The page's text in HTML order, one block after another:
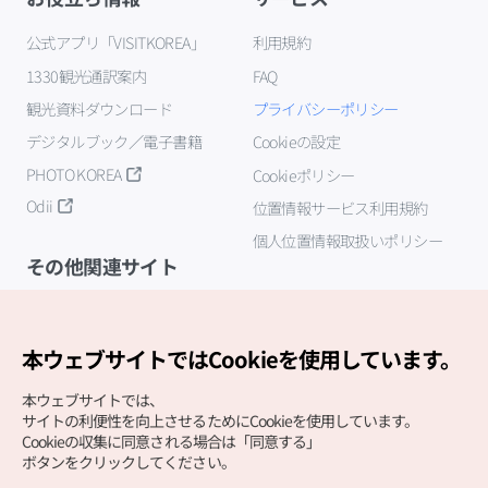
公式アプリ「VISITKOREA」
1330観光通訳案内
観光資料ダウンロード
デジタルブック／電子書籍
PHOTO KOREA
Odii
利用規約
FAQ
プライバシーポリシー
Cookieの設定
Cookieポリシー
位置情報サービス利用規約
個人位置情報取扱いポリシー
その他関連サイト
本ウェブサイトではCookieを使用しています。
本ウェブサイトでは、
サイトの利便性を向上させるためにCookieを使用しています。
Cookieの収集に同意される場合は「同意する」
ボタンをクリックしてください。